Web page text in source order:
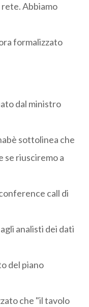
Abbiamo
formalizzato
dal ministro
sottolinea che
se riusciremo a
call di
analisti dei dati
del piano
che "il tavolo